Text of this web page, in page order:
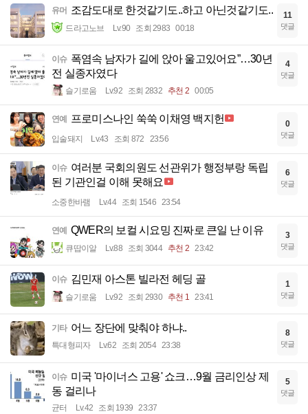
유머 조감도대로 한것같기도..하고 아닌것같기도..
드라고노브 Lv.90 조회 2983 00:18
11
댓글
이슈 폭염속 남자가 길에 앉아 울고있어요”…30년
전 실종자였다
슬기로움 Lv.92 조회 2832 추천 2 00:05
4
댓글
연예 프로미스나인 쑥쑥 이채영 백지헌
입술돼지 Lv.43 조회 872 23:56
0
댓글
이슈 여러분 국회의원도 선관위가 행정부랑 독립
된 기관인걸 이해 못해요
소중한바램 Lv.44 조회 1546 23:54
6
댓글
연예 QWER의 보컬 시요밍 진짜로 큰일 난 이유
큐땁이알 Lv.88 조회 3044 추천 2 23:42
3
댓글
이슈 김민재 아스톤 빌라전 헤딩 골
슬기로움 Lv.92 조회 2930 추천 1 23:41
1
댓글
기타 어느 장단에 맞춰야 하냐..
특대형피자 Lv.62 조회 2054 23:38
8
댓글
이슈 미국 '마이너스 고용' 쇼크…9월 금리인상 제
동 걸리나
균터 Lv.42 조회 1939 23:37
5
댓글